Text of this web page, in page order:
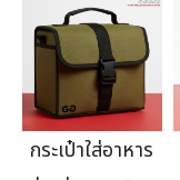
กระเป๋าใส่อาหาร